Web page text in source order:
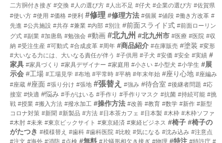
二方胴付き接ぎ #交換 #人の選び方 #人出不足 #仔犬 #企業の選び方 #佐賀県
#使い方 #使用 #価格 #便利 #修理 #修理方法 #個展 #値段 #働き方改革 #
先進 #公共施設 #共存 #兼業 #内部 #別注 #前面スライド式 #前面ローリン
グ式 #副業 #加唐島 #勉強会 #動画 #北九州 #北九州市 #医療 #医院 #収
納 #受注生産 #可動式 #合成皮革 #周年 #商品紹介 #在庫販売 #塗装 #変形
#大いなる力には、大いなる責任が伴う #子供用 #子犬 #安価 #安全 #実績 #
家具 #家具づくり #家具デザイナー #家庭用 #小さい #小型犬 #小学生 #展
示会 #工場 #工場見学 #布地 #平常時 #平枘 #年末年始 #座り心地 #座編み
#座蔵 #座面 #張り分け #張地 #張替え #強み #待合室 #後継者問題 #応
接室 #快適 #悩み #手がはいる #手作り #手作りマスク #抗菌 #持続可能 #挑
戦 #授業 #搬入方法 #撥水加工 #操作方法 #改善 #教育 #数学 #新作 #新型
コロナ対策 #新聞 #新製品 #方法 #日本茶カフェ #日本製 #木枠 #木枠ソファ
#木肘 #未来 #東京ビックサイト #東京経済 #東経ビジネス #椅子 #椅子の
がたつき #模様替え #歯科 #歯科医院 #比較 #気になる #沈み込み #注意点
#注文 #海外 #消防 #点検 #無料 #片蟻形相欠き接ぎ #物理 #特注 #特許庁 #